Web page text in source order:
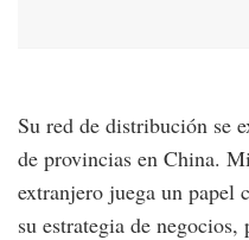
Su red de distribución se
de provincias en China.
extranjero juega un papel
su estrategia de